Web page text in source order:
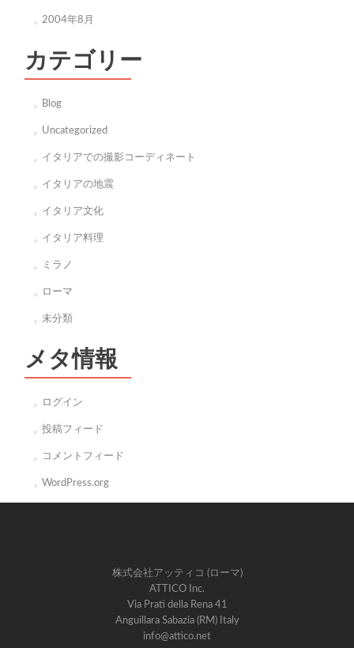
2004年8月
カテゴリー
Blog
Uncategorized
イタリアでの撮影コーディネート
イタリアの地震
イタリア文化
イタリア料理
ミラノ
ローマ
未分類
メタ情報
ログイン
投稿フィード
コメントフィード
WordPress.org
株式会社アッティコ (ローマ)
ATTICO Inc.
Via Prati della Rena 41
Anguillara Sabazia (RM) Italy
info@attico.net